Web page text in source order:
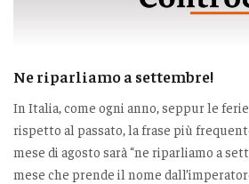
Ne riparliamo a settembre!
In Italia, come ogni anno, seppur le
rispetto al passato, la frase più
mese di agosto sarà “ne riparliamo a
mese che prende il nome